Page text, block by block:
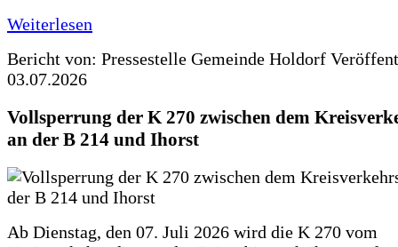
Weiterlesen
Bericht von: Pressestelle Gemeinde Holdorf
03.07.2026
Vollsperrung der K 270 zwischen dem
an der B 214 und Ihorst
Ab Dienstag, den 07. Juli 2026 wird die K 270 vom